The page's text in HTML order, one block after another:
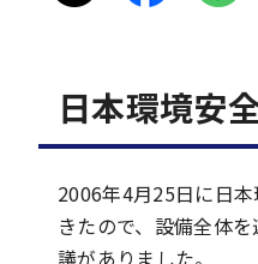
日本環境安
2006年4月25日に日
きたので、設備全体
議がありました。